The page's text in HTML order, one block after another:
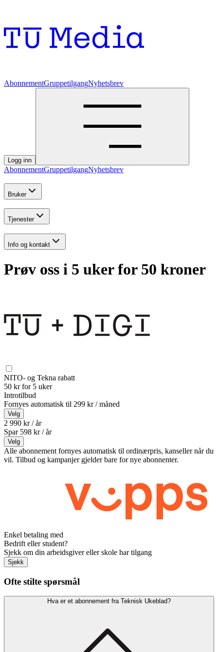
AbonnementGruppetilgangNyhetsbrev
Logg inn
AbonnementGruppetilgangNyhetsbrev
Bruker
Tjenester
Info og kontakt
Prøv oss i 5 uker for 50 kroner
NITO- og Tekna rabatt
50 kr for 5 uker
Introtilbud
Fornyes automatisk til 299 kr / måned
Velg
2 990 kr / år
Spar 598 kr /år
Velg
Alle abonnement fornyes automatisk til ordinærpris, kanseller når du
vil. Tilbud og kampanjer gjelder bare for nye abonnenter.
Enkel betaling med
Bedrift eller student?
Sjekk om din arbeidsgiver eller skole har tilgang
Sjekk
Ofte stilte spørsmål
Hva er et abonnement fra Teknisk Ukeblad?